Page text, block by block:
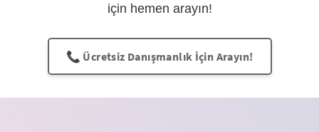
için hemen arayın!
📞 Ücretsiz Danışmanlık İçin Arayın!